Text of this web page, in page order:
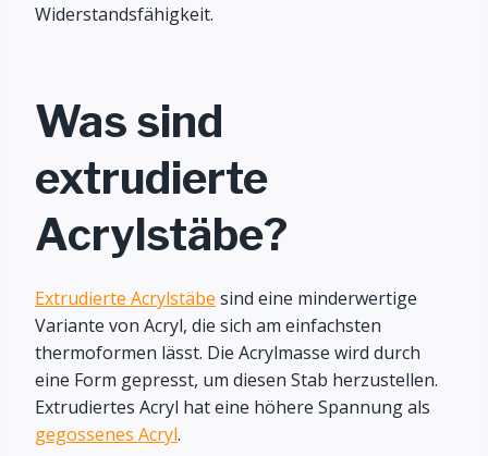
Widerstandsfähigkeit.
Was sind
extrudierte
Acrylstäbe?
Extrudierte Acrylstäbe sind eine minderwertige
Variante von Acryl, die sich am einfachsten
thermoformen lässt. Die Acrylmasse wird durch
eine Form gepresst, um diesen Stab herzustellen.
Extrudiertes Acryl hat eine höhere Spannung als
gegossenes Acryl.